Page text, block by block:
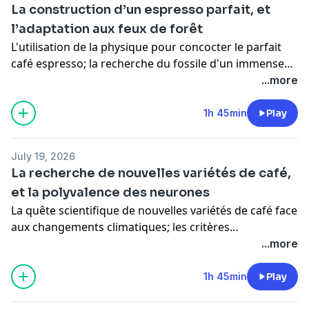
La construction d’un espresso parfait, et
l’adaptation aux feux de forêt
L'utilisation de la physique pour concocter le parfait
café espresso; la recherche du fossile d'un immense
Edmonton.
...more
1h 45min Play
July 19, 2026
La recherche de nouvelles variétés de café,
et la polyvalence des neurones
La quête scientifique de nouvelles variétés de café face
aux changements climatiques; les critères
biomécaniques déterminant le muscle le plus fort du
corps humain; les modifications physiologiques
induites par le nanisme insulaire chez les éléphants
nains de la Méditerranée; et la polyvalence des
...more
1h 45min Play